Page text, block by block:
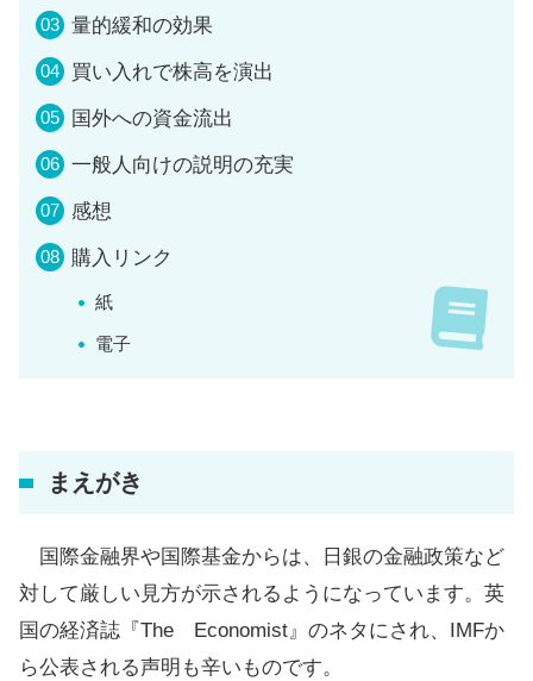
量的緩和の効果
買い入れで株高を演出
国外への資金流出
一般人向けの説明の充実
感想
購入リンク
紙
電子
まえがき
国際金融界や国際基金からは、日銀の金融政策など
対して厳しい見方が示されるようになっています。英
国の経済誌『The Economist』のネタにされ、IMFか
ら公表される声明も辛いものです。